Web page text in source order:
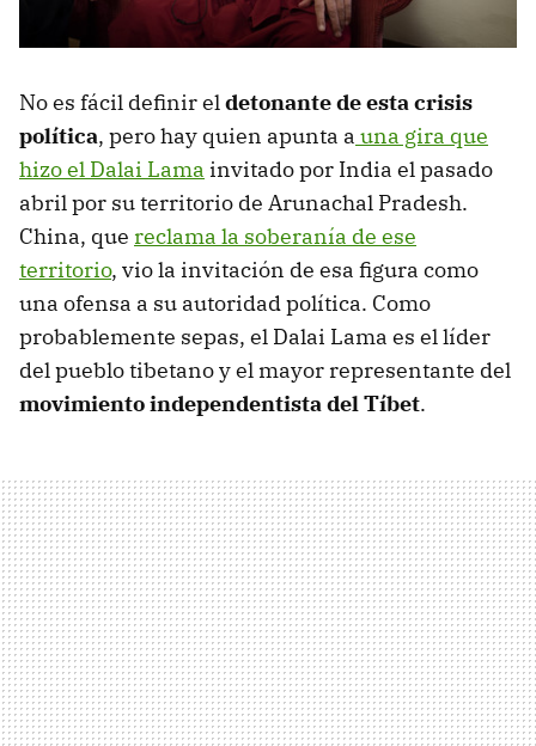
No es fácil definir eldetonante de esta crisis
política, pero hay quien apunta a una gira que
hizo el Dalai Lama invitado por India el pasado
abril por su territorio de Arunachal Pradesh.
China, que reclama la soberanía de ese
territorio, vio la invitación de esa figura como
una ofensa a su autoridad política. Como
probablemente sepas, el Dalai Lama es el líder
del pueblo tibetano y el mayor representante del
movimiento independentista del Tíbet.